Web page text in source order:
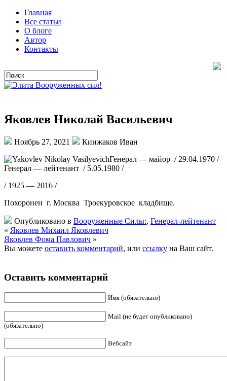
Главная
Все статьи
О блоге
Автор
Контакты
Яковлев Николай Васильевич
Ноябрь 27, 2021
Кинжаков Иван
Генерал — майор / 29.04.1970 /
Генерал — лейтенант / 5.05.1980 /
/ 1925 — 2016 /
Похоронен г. Москва Троекуровское кладбище.
Опубликовано в Вооруженные Силы:, Генерал-лейтенант
« Яковлев Михаил Яковлевич
Яковлев Фома Павлович »
Вы можете оставить комментарий, или ссылку на Ваш сайт.
Оставить комментарий
Имя (обязательно)
Mail (не будет опубликовано)
(обязательно)
Вебсайт